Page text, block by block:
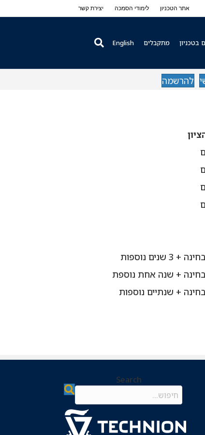
אתר הטכניון לימודי הסמכה יצירת קשר
בטכניון מתקבלים English
להרשמה
ל
צ
ו
נ
שנים נוספות
+ שנה אחת נוספת
+ שנתיים נוספות
Search
Search field required